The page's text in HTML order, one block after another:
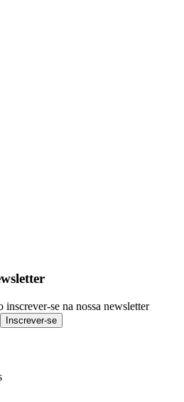
se na nossa newsletter
Inscrever-se